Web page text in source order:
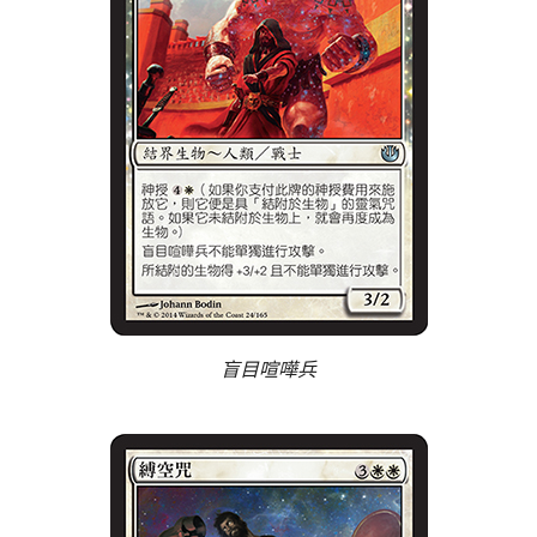
盲目喧嘩兵